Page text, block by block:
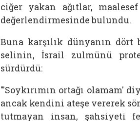
ciğer yakan ağıtlar,
değerlendirmesinde bulundu.
Buna karşılık dünyanın
selinin, İsrail zulmünü
sürdürdü:
"'Soykırımın ortağı olamam'
ancak kendini ateşe vererek
tutmayan insan, şahsiyeti